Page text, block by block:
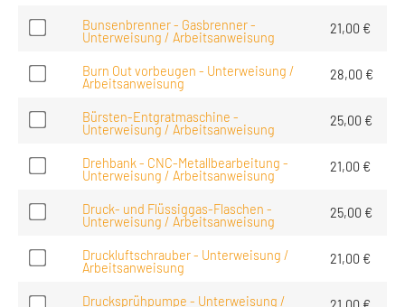
Bunsenbrenner - Gasbrenner -
Unterweisung / Arbeitsanweisung
21,00 €
Burn Out vorbeugen - Unterweisung /
Arbeitsanweisung
28,00 €
Bürsten-Entgratmaschine -
Unterweisung / Arbeitsanweisung
25,00 €
Drehbank - CNC-Metallbearbeitung -
Unterweisung / Arbeitsanweisung
21,00 €
Druck- und Flüssiggas-Flaschen -
Unterweisung / Arbeitsanweisung
25,00 €
Druckluftschrauber - Unterweisung /
Arbeitsanweisung
21,00 €
Drucksprühpumpe - Unterweisung /